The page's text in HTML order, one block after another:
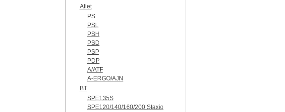
Atlet
PS
PSL
PSH
PSD
PSP
PDP
A/ATF
A-ERGO/AJN
BT
SPE135S
SPE120/140/160/200 Staxio